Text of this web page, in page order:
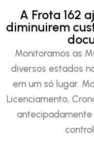
A Frota 162
diminuirem
Monitoramos as
diversos estados
em um só lugar.
Licenciamento,